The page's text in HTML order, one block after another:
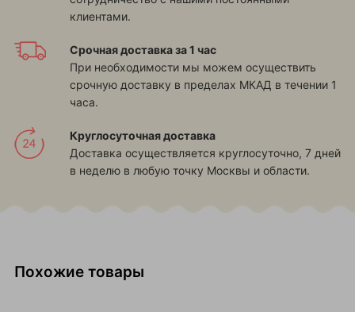
клиентами.
Срочная доставка за 1 час
При необходимости мы можем осуществить
срочную доставку в пределах МКАД в течении 1
часа.
Круглосуточная доставка
Доставка осуществляется круглосуточно, 7 дней
в неделю в любую точку Москвы и области.
Похожие товары